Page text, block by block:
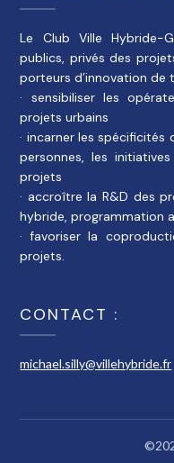
Le Club Ville Hybride-
publics, privés des
porteurs d’innovation de
· sensibiliser les
projets urbains
· incarner les spécificités
personnes, les
projets
· accroître la R&D des
hybride, programmation
· favoriser la
projets.
CONTACT :
michael.silly@villehybride.fr